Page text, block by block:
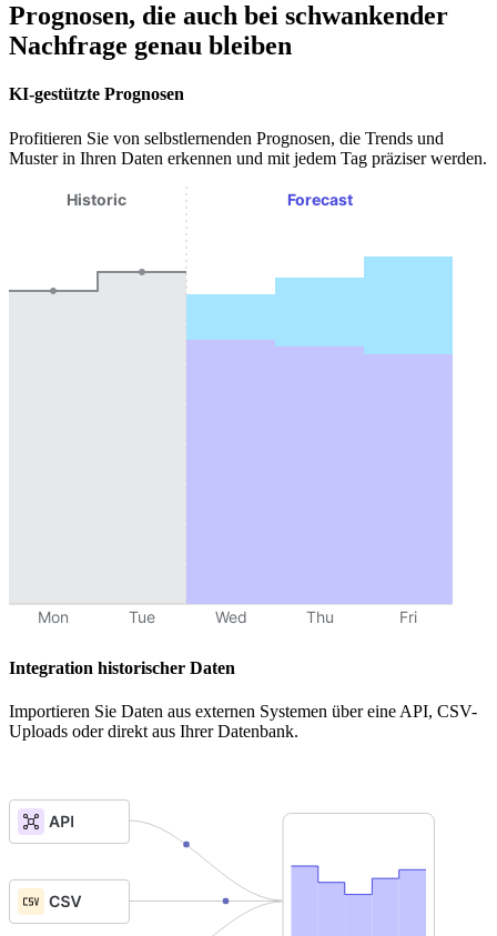
Prognosen, die auch bei schwankender
Nachfrage genau bleiben
KI-gestützte Prognosen
Profitieren Sie von selbstlernenden Prognosen, die Trends und
Muster in Ihren Daten erkennen und mit jedem Tag präziser werden.
Integration historischer Daten
Importieren Sie Daten aus externen Systemen über eine API, CSV-
Uploads oder direkt aus Ihrer Datenbank.